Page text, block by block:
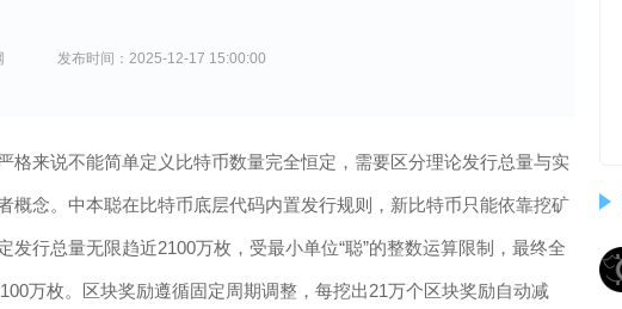
发布时间：2025-12-17 15:00:00
格来说不能简单定义比特币数量完全恒定，需要区分理论发行总量与实
概念。中本聪在比特币底层代码内置发行规则，新比特币只能依靠挖矿
行总量无限趋近2100万枚，受最小单位“聪”的整数运算限制，最终全
万枚。区块奖励遵循固定周期调整，每挖出21万个区块奖励自动减